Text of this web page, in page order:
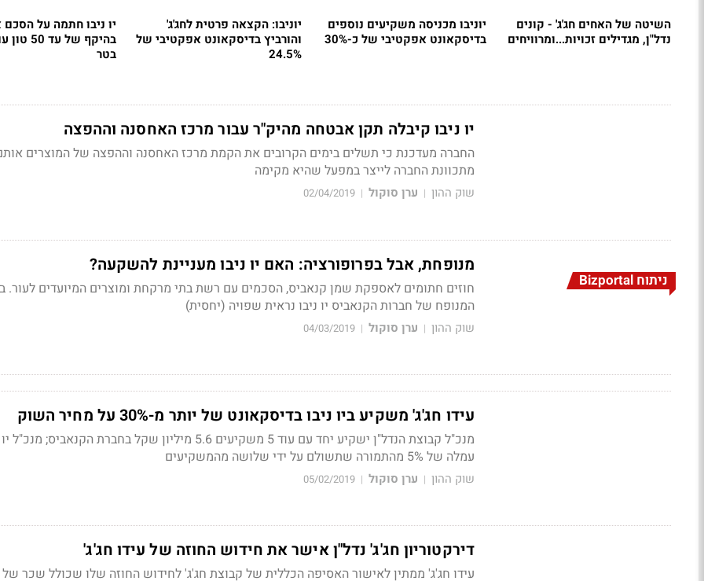
השיטה של האחים חג'ג' - קונים
נדל"ן, מגדילים זכויות...ומרוויחים
יוניבו מכניסה משקיעים נוספים
בדיסקאונט אפקטיבי של כ-30%
יוניבו: הקצאה פרטית לחג'ג'
והורביץ בדיסקאונט אפקטיבי של
24.5%
יו ניבו חתמה על
בהיקף של
בטר
יו ניבו קיבלה תקן אבטחה מהיק"ר עבור מרכז האחסנה וההפצה
החברה מעדכנת כי תשלים בימים הקרובים את הקמת מרכז האחסנה וההפצה של המוצרים
מתכוונת החברה לייצר במפעל שהיא מקימה
שוק ההון | ערן סוקול |
02/04/2019
ניתוח Bizportal
מנופחת, אבל בפרופורציה: האם יו ניבו מעניינת להשקעה?
חוזים חתומים לאספקת שמן קנאביס, הסכמים עם רשת בתי מרקחת ומוצרים המיועדים לעור.
המנופח של חברות הקנאביס יו ניבו נראית שפויה (יחסית)
שוק ההון | ערן סוקול |
04/03/2019
עידו חג'ג' משקיע ביו ניבו בדיסקאונט של יותר מ-30% על מחיר השוק
מנכ"ל קבוצת הנדל"ן ישקיע יחד עם עוד 5 משקיעים 5.6 מיליון שקל בחברת
עמלה של 5% מהתמורה שתשולם על ידי שלושה מהמשקיעים
שוק ההון | ערן סוקול |
05/02/2019
דירקטוריון חג'ג' נדל"ן אישר את חידוש החוזה של עידו חג'ג'